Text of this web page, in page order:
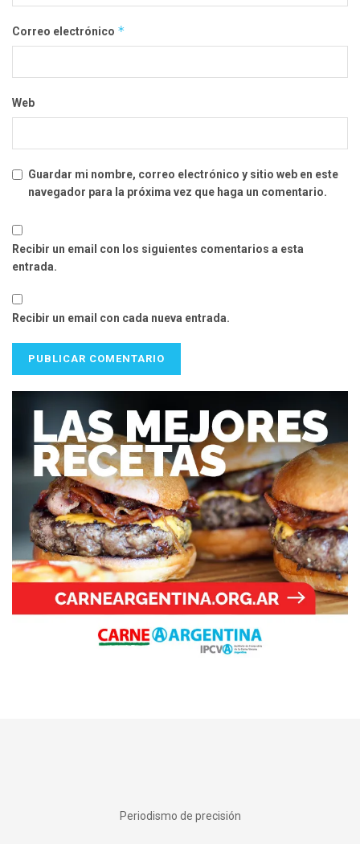
Correo electrónico *
Web
Guardar mi nombre, correo electrónico y sitio web en este
navegador para la próxima vez que haga un comentario.
Recibir un email con los siguientes comentarios a esta
entrada.
Recibir un email con cada nueva entrada.
Periodismo de precisión